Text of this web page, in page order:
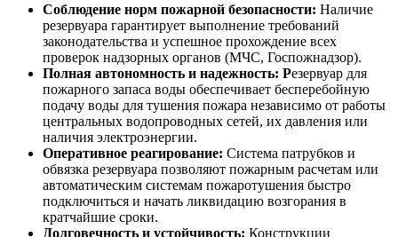
Соблюдение норм пожарной безопасности: Наличие
резервуара гарантирует выполнение требований
законодательства и успешное прохождение всех
проверок надзорных органов (МЧС, Госпожнадзор).
Полная автономность и надежность: Резервуар для
пожарного запаса воды обеспечивает бесперебойную
подачу воды для тушения пожара независимо от работы
центральных водопроводных сетей, их давления или
наличия электроэнергии.
Оперативное реагирование: Система патрубков и
обвязка резервуара позволяют пожарным расчетам или
автоматическим системам пожаротушения быстро
подключиться и начать ликвидацию возгорания в
кратчайшие сроки.
Долговечность и устойчивость: Конструкции